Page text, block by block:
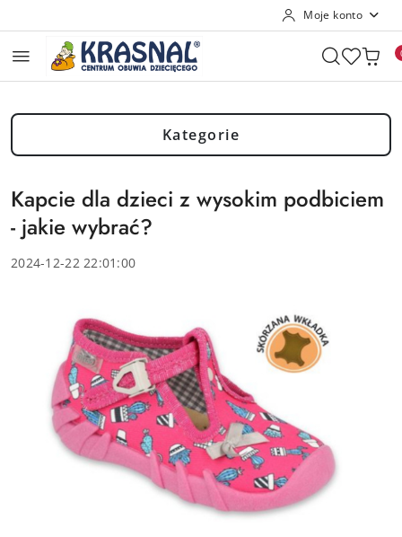
Moje konto
Kategorie
Kapcie dla dzieci z wysokim podbiciem
- jakie wybrać?
2024-12-22 22:01:00